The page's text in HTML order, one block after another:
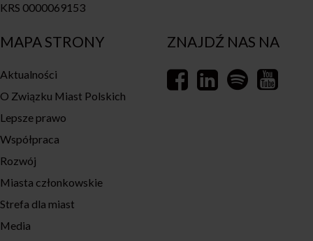
MAPA STRONY
Aktualności
O Związku Miast Polskich
Lepsze prawo
Współpraca
Rozwój
Miasta członkowskie
Strefa dla miast
Media
KRS 0000069153
ZNAJDŹ NAS NA